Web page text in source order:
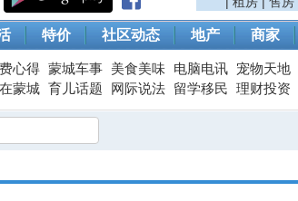
特价 社区动态 地产 商家
心得 蒙城车事 美食美味 电脑电讯 宠物天地
蒙城 育儿话题 网际说法 留学移民 理财投资